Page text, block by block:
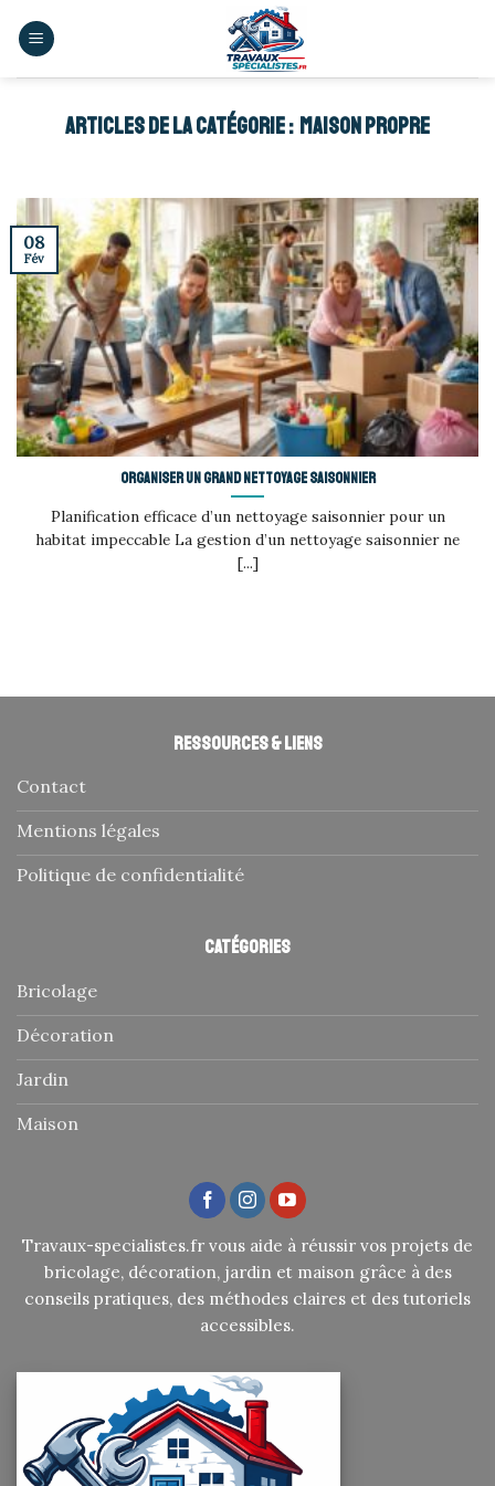
MAISON PROPRE
Organiser un grand nettoyage saisonnier
Planification efficace d’un nettoyage saisonnier pour un
habitat impeccable La gestion d’un nettoyage saisonnier ne
[...]
08
Fév
Ressources & liens
Contact
Mentions légales
Politique de confidentialité
Catégories
Bricolage
Décoration
Jardin
Maison
Travaux-specialistes.fr vous aide à réussir vos projets de
bricolage, décoration, jardin et maison grâce à des
conseils pratiques, des méthodes claires et des tutoriels
accessibles.